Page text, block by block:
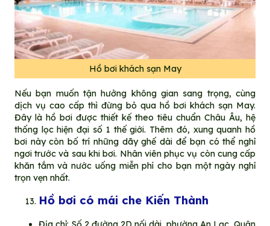
Hồ bơi khách sạn May
Nếu bạn muốn tận hưởng không gian sang trọng, cùng
dịch vụ cao cấp thì đừng bỏ qua hồ bơi khách sạn May.
Đây là hồ bơi được thiết kế theo tiêu chuẩn Châu Âu, hệ
thống lọc hiện đại số 1 thế giới. Thêm đó, xung quanh hồ
bơi này còn bố trí những dãy ghế dài để bạn có thể nghỉ
ngơi trước và sau khi bơi. Nhân viên phục vụ còn cung cấp
khăn tắm và nước uống miễn phí cho bạn một ngày nghỉ
trọn vẹn nhất.
Hồ bơi có mái che Kiến Thành